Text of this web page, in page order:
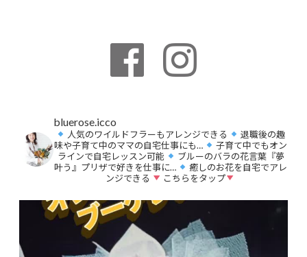
bluerose.icco
人気のワイルドフラーもアレンジできる
退職後の趣
味や子育て中のママの自宅仕事にも…
子育て中でもオン
ラインで自宅レッスン可能
ブルーのバラの花言葉『夢
叶う』プリザで好きを仕事に…
癒しのお花を自宅でアレ
ンジできる
こちらをタップ